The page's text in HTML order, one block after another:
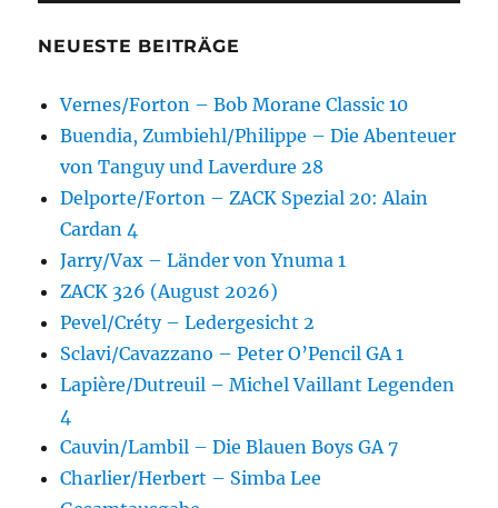
NEUESTE BEITRÄGE
Vernes/Forton – Bob Morane Classic 10
Buendia, Zumbiehl/Philippe – Die Abenteuer
von Tanguy und Laverdure 28
Delporte/Forton – ZACK Spezial 20: Alain
Cardan 4
Jarry/Vax – Länder von Ynuma 1
ZACK 326 (August 2026)
Pevel/Créty – Ledergesicht 2
Sclavi/Cavazzano – Peter O’Pencil GA 1
Lapière/Dutreuil – Michel Vaillant Legenden
4
Cauvin/Lambil – Die Blauen Boys GA 7
Charlier/Herbert – Simba Lee